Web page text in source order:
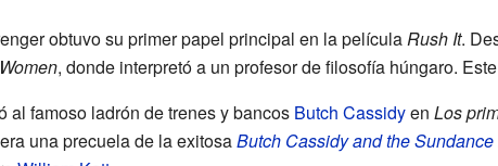
obtuvo su primer papel principal en la películaRush It.
, donde interpretó a un profesor de filosofía húngaro.
al famoso ladrón de trenes y bancos Butch Cassidyen Los
una precuela de la exitosaButch Cassidy and the